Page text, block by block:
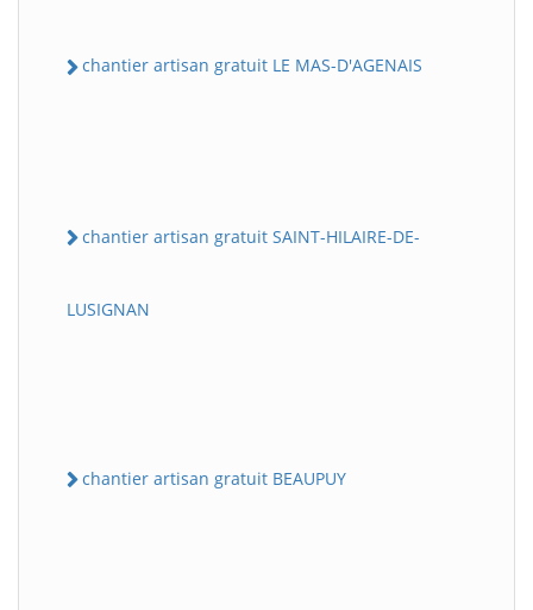
chantier artisan gratuit LE MAS-D'AGENAIS
chantier artisan gratuit SAINT-HILAIRE-DE-
LUSIGNAN
chantier artisan gratuit BEAUPUY